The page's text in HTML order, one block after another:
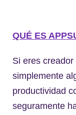
QUÉ ES
Si eres
simplemente
productividad
seguramente